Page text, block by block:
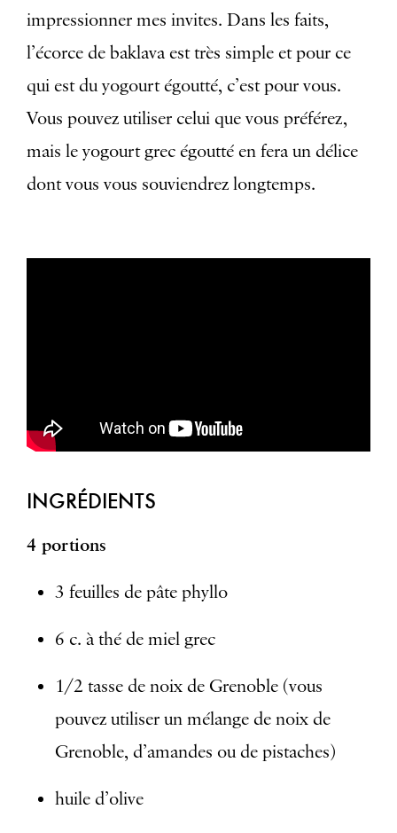
impressionner mes invites. Dans les faits,
l’écorce de baklava est très simple et pour ce
qui est du yogourt égoutté, c’est pour vous.
Vous pouvez utiliser celui que vous préférez,
mais le yogourt grec égoutté en fera un délice
dont vous vous souviendrez longtemps.
INGRÉDIENTS
4 portions
3 feuilles de pâte phyllo
6 c. à thé de miel grec
1/2 tasse de noix de Grenoble (vous
pouvez utiliser un mélange de noix de
Grenoble, d’amandes ou de pistaches)
huile d’olive